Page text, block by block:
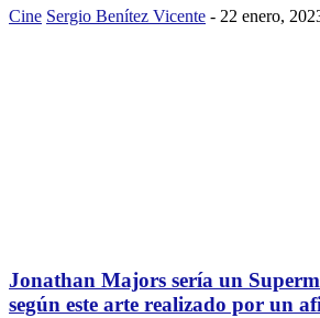
Cine Sergio Benítez Vicente - 22 enero,
Jonathan Majors sería un
según este arte realizado por un